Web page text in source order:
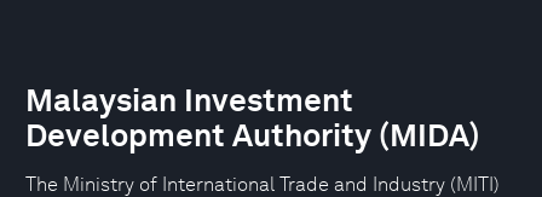
Malaysian Investment
Development Authority (MIDA)
The Ministry of International Trade and Industry (MITI)